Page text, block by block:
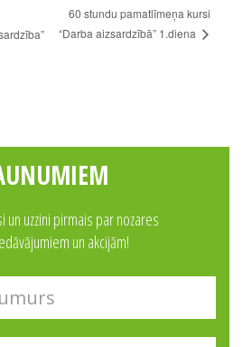
60 stundu pamatlīmeņa kursi
“Darba aizsardzībā” 1.diena
uzzini pirmais par nozares
un akcijām!